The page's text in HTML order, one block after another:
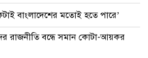
বাংলাদেশের মতোই হতে পারে’
রাজনীতি বন্ধে সমান কোটা-আয়কর